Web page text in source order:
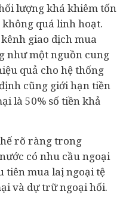
lượng khá khiêm tốn
quá linh hoạt.
giao dịch mua
như một nguồn cung
quả cho hệ thống
cũng giới hạn tiền
là 50% số tiền khả
rõ ràng trong
có nhu cầu ngoại
tiên mua laị ngoại tệ
và dự trữ ngoại hối.